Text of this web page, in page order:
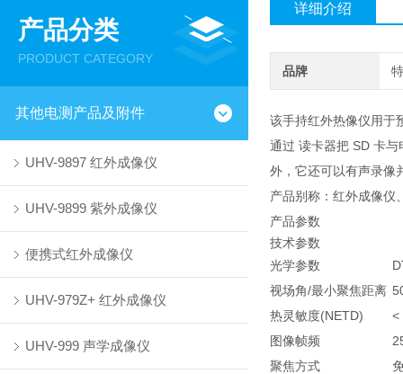
产品分类
PRODUCT CATEGORY
其他电测产品及附件
UHV-9897 红外成像仪
UHV-9899 紫外成像仪
便携式红外成像仪
UHV-979Z+ 红外成像仪
UHV-999 声学成像仪
详细介绍
品牌
该手持红外热像仪用于
通过 读卡器把 SD 卡
外，它还可以有声录像
产品别称：红外成像仪
产品参数
技术参数
光学参数
视场角/最小聚焦距离
热灵敏度(NETD)
<
图像帧频
聚焦方式